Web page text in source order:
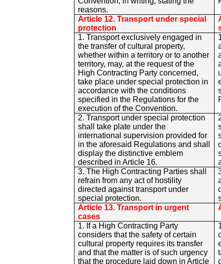
reasons.
Article 12. Transport under special
protection
1. Transport exclusively engaged in
the transfer of cultural property,
whether within a territory or to another
territory, may, at the request of the
High Contracting Party concerned,
take place under special protection in
accordance with the conditions
specified in the Regulations for the
execution of the Convention.
2. Transport under special protection
shall take plate under the
international supervision provided for
in the aforesaid Regulations and shall
display the distinctive emblem
described in Article 16.
3. The High Contracting Parties shall
refrain from any act of hostility
directed against transport under
special protection.
Article 13. Transport in urgent
cases
1. If a High Contracting Party
considers that the safety of certain
cultural property requires its transfer
and that the matter is of such urgency
that the procedure laid down in Article